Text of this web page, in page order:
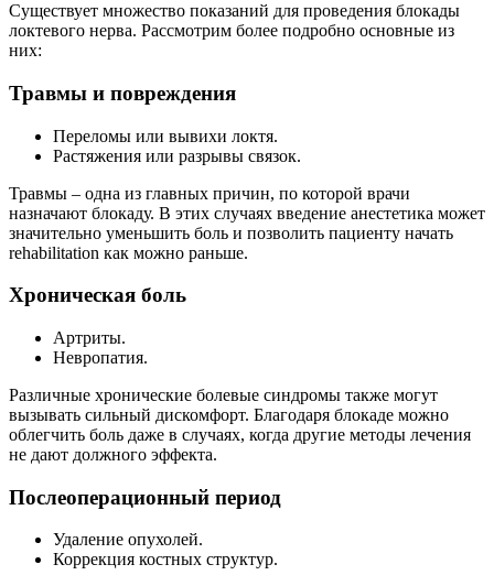
Существует множество показаний для проведения блокады
локтевого нерва. Рассмотрим более подробно основные из
них:
Травмы и повреждения
Переломы или вывихи локтя.
Растяжения или разрывы связок.
Травмы – одна из главных причин, по которой врачи
назначают блокаду. В этих случаях введение анестетика может
значительно уменьшить боль и позволить пациенту начать
rehabilitation как можно раньше.
Хроническая боль
Артриты.
Невропатия.
Различные хронические болевые синдромы также могут
вызывать сильный дискомфорт. Благодаря блокаде можно
облегчить боль даже в случаях, когда другие методы лечения
не дают должного эффекта.
Послеоперационный период
Удаление опухолей.
Коррекция костных структур.